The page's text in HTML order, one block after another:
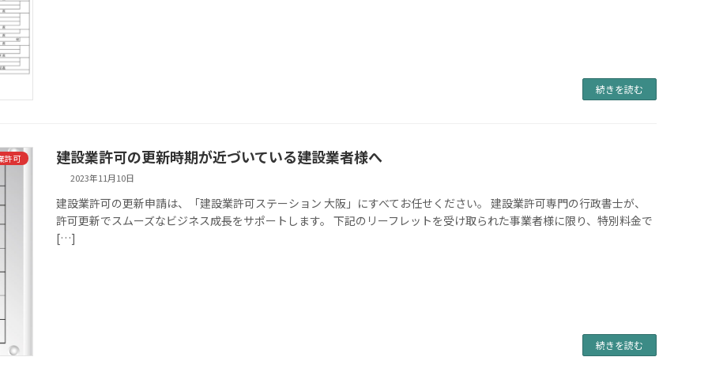
続きを読む
許可 建設業許可の更新時期が近づいている建設業者様へ
2023年11月10日
建設業許可の更新申請は、「建設業許可ステーション 大阪」にすべてお任せください。 建設業許可専門の行政書士が、
許可更新でスムーズなビジネス成長をサポートします。 下記のリーフレットを受け取られた事業者様に限り、特別料金で
[…]
続きを読む